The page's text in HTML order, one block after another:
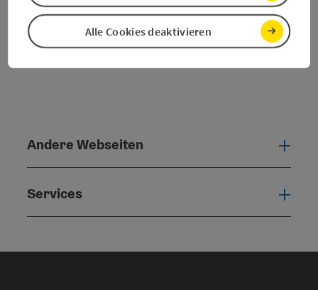
Andere Webseiten
Services
Alle Cookies deaktivieren